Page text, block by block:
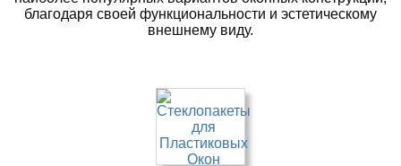
благодаря своей функциональности и эстетическому
внешнему виду.